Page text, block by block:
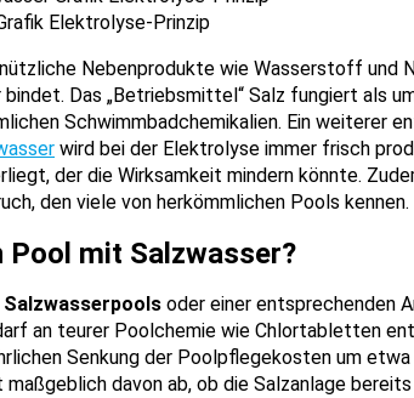
Elektrolyse-Prinzip
Nebenprodukte wie Wasserstoff und
Das „Betriebsmittel“ Salz fungiert als
Schwimmbadchemikalien. Ein weiterer
wird bei der Elektrolyse immer frisch
der die Wirksamkeit mindern könnte.
den viele von herkömmlichen Pools kennen.
Pool mit Salzwasser?
Salzwasserpools oder einer entsprechenden
an teurer Poolchemie wie Chlortabletten
Senkung der Poolpflegekosten um
maßgeblich davon ab, ob die Salzanlage